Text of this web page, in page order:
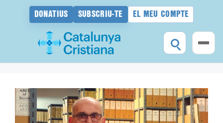
DONATIUS SUBSCRIU-TE EL MEU COMPTE
contingut